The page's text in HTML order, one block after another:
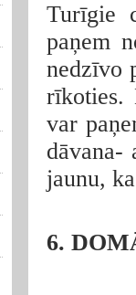
Turīgie
paņem
nedzīvo
rīkoties.
var
dāvana-
jaunu,
6.